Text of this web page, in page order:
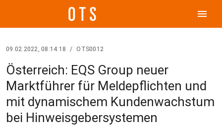
menu
09.02.2022, 08:14:18 / OTS0012
Österreich: EQS Group neuer
Marktführer für Meldepflichten und
mit dynamischem Kundenwachstum
bei Hinweisgebersystemen